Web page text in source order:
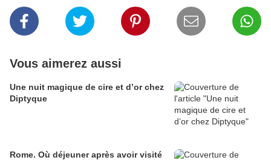
Vous aimerez aussi
​​​​​​​Une nuit magique de cire et d’or chez
Diptyque
Rome. Où déjeuner après avoir visité